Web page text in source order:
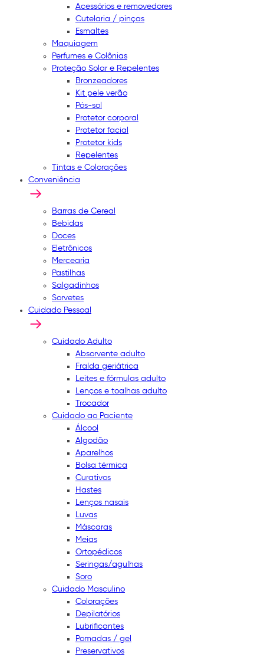
Acessórios e removedores
Cutelaria / pinças
Esmaltes
Maquiagem
Perfumes e Colônias
Proteção Solar e Repelentes
Bronzeadores
Kit pele verão
Pós-sol
Protetor corporal
Protetor facial
Protetor kids
Repelentes
Tintas e Colorações
Conveniência
Barras de Cereal
Bebidas
Doces
Eletrônicos
Mercearia
Pastilhas
Salgadinhos
Sorvetes
Cuidado Pessoal
Cuidado Adulto
Absorvente adulto
Fralda geriátrica
Leites e fórmulas adulto
Lenços e toalhas adulto
Trocador
Cuidado ao Paciente
Álcool
Algodão
Aparelhos
Bolsa térmica
Curativos
Hastes
Lenços nasais
Luvas
Máscaras
Meias
Ortopédicos
Seringas/agulhas
Soro
Cuidado Masculino
Colorações
Depilatórios
Lubrificantes
Pomadas / gel
Preservativos